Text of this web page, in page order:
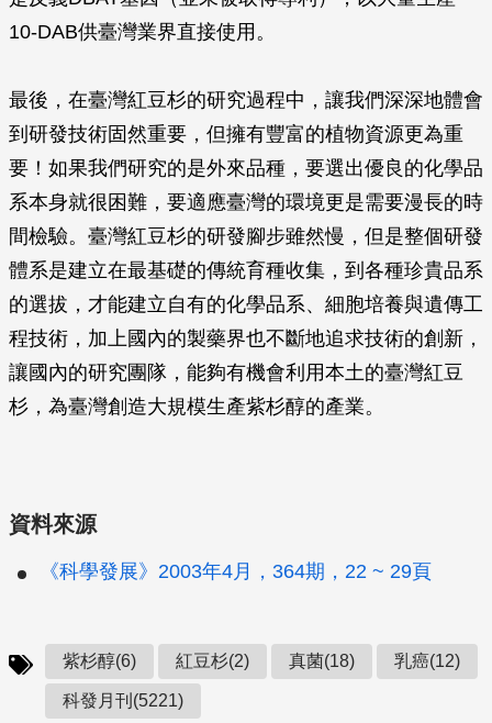
10-DAB供臺灣業界直接使用。
最後，在臺灣紅豆杉的研究過程中，讓我們深深地體會
到研發技術固然重要，但擁有豐富的植物資源更為重
要！如果我們研究的是外來品種，要選出優良的化學品
系本身就很困難，要適應臺灣的環境更是需要漫長的時
間檢驗。臺灣紅豆杉的研發腳步雖然慢，但是整個研發
體系是建立在最基礎的傳統育種收集，到各種珍貴品系
的選拔，才能建立自有的化學品系、細胞培養與遺傳工
程技術，加上國內的製藥界也不斷地追求技術的創新，
讓國內的研究團隊，能夠有機會利用本土的臺灣紅豆
杉，為臺灣創造大規模生產紫杉醇的產業。
資料來源
《科學發展》2003年4月，364期，22 ~ 29頁
紫杉醇(6) 紅豆杉(2) 真菌(18) 乳癌(12)
科發月刊(5221)